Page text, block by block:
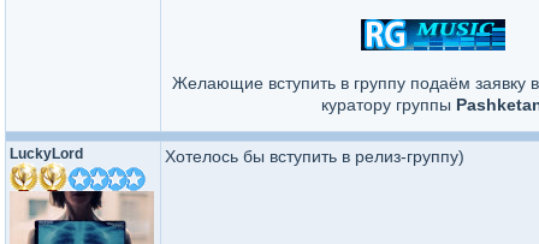
Желающие вступить в группу подаём заявку
куратору группы
LuckyLord Хотелось бы вступить в релиз-группу)